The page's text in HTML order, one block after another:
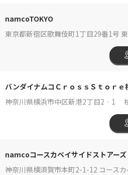
namcoTOKYO
東京都新宿区歌舞伎町1丁目29番1号
バンダイナムコＣｒｏｓｓＳｔｏｒｅ
神奈川県横浜市中区新港2丁目2‐1
namcoコースカベイサイドストアーズ
神奈川県横須賀市本町2-1-12 コース